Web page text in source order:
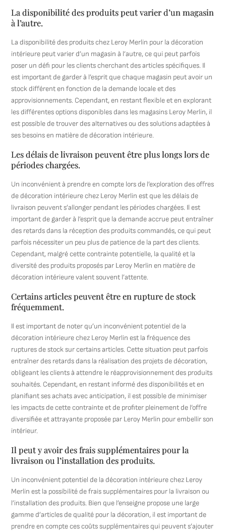
La disponibilité des produits peut varier d’un magasin
à l’autre.
La disponibilité des produits chez Leroy Merlin pour la décoration
intérieure peut varier d’un magasin à l’autre, ce qui peut parfois
poser un défi pour les clients cherchant des articles spécifiques. Il
est important de garder à l’esprit que chaque magasin peut avoir un
stock différent en fonction de la demande locale et des
approvisionnements. Cependant, en restant flexible et en explorant
les différentes options disponibles dans les magasins Leroy Merlin, il
est possible de trouver des alternatives ou des solutions adaptées à
ses besoins en matière de décoration intérieure.
Les délais de livraison peuvent être plus longs lors de
périodes chargées.
Un inconvénient à prendre en compte lors de l’exploration des offres
de décoration intérieure chez Leroy Merlin est que les délais de
livraison peuvent s’allonger pendant les périodes chargées. Il est
important de garder à l’esprit que la demande accrue peut entraîner
des retards dans la réception des produits commandés, ce qui peut
parfois nécessiter un peu plus de patience de la part des clients.
Cependant, malgré cette contrainte potentielle, la qualité et la
diversité des produits proposés par Leroy Merlin en matière de
décoration intérieure valent souvent l’attente.
Certains articles peuvent être en rupture de stock
fréquemment.
Il est important de noter qu’un inconvénient potentiel de la
décoration intérieure chez Leroy Merlin est la fréquence des
ruptures de stock sur certains articles. Cette situation peut parfois
entraîner des retards dans la réalisation des projets de décoration,
obligeant les clients à attendre le réapprovisionnement des produits
souhaités. Cependant, en restant informé des disponibilités et en
planifiant ses achats avec anticipation, il est possible de minimiser
les impacts de cette contrainte et de profiter pleinement de l’offre
diversifiée et attrayante proposée par Leroy Merlin pour embellir son
intérieur.
Il peut y avoir des frais supplémentaires pour la
livraison ou l’installation des produits.
Un inconvénient potentiel de la décoration intérieure chez Leroy
Merlin est la possibilité de frais supplémentaires pour la livraison ou
l’installation des produits. Bien que l’enseigne propose une large
gamme d’articles de qualité pour la décoration, il est important de
prendre en compte ces coûts supplémentaires qui peuvent s’ajouter